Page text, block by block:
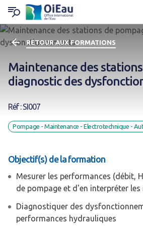
RETOUR QUI SOMMES-NOUS ?
Notre ADN
Statuts & Organisation
Histoire
Ils nous font confiance
Nous sommes à leurs côtés
Nous rejoindre
RETOUR EXPERTISES & SOLUTIONS
Solutions & Savoir-faire
Appui & Coopération
Formation & Compétences
Données & Systèmes
Animation de réseaux d'acteurs
RETOUR OUTILS & RESSOURCES
Lettres d'information
Produits documentaires
Supports pédagogiques
Outils techniques
Catalogue de formations
RETOUR ACTUS & PRESSE
A la Une
A vos agendas !
Des nouvelles de nos projets
Espace Presse
RETOUR AUX FORMATIONS
Maintenance des
diagnostic des
Réf : SI007
Pompage - Maintenance - Electrotechnique -
Objectif(s) de la formation
Mesurer les performances (débit,
de pompage et d'en interpréter
Diagnostiquer des
performances hydrauliques